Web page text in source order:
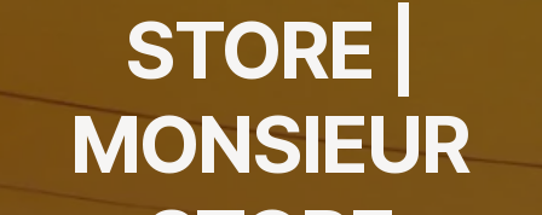
STORE |
MONSIEUR